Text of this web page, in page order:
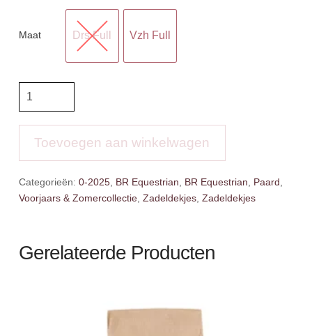
Maat Drs Full Vzh Full
aantalToevoegen aan winkelwagen
Categorieën: 0-2025, BR Equestrian BR Equestrian Paard
Voorjaars & Zomercollectie, Zadeldekjes, Zadeldekjes
Gerelateerde Producten